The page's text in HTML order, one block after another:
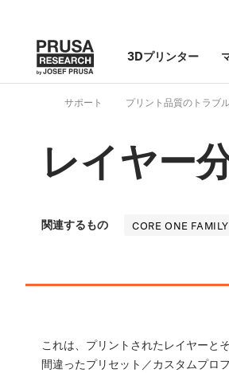
3Dプリンター
サポート プリント品質のトラブ
レイヤー
関連するもの CORE ONE FAMILY
これは、プリントされたレイヤーと
間違ったプリセット／カスタムプロ